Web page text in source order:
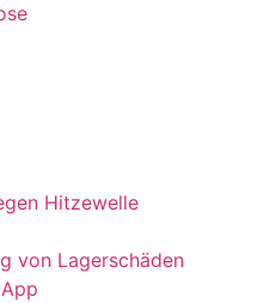
Hitzewelle
von Lagerschäden